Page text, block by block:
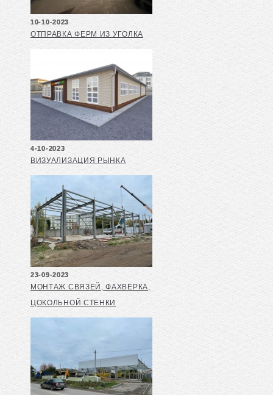
10-10-2023
ОТПРАВКА ФЕРМ ИЗ УГОЛКА
4-10-2023
ВИЗУАЛИЗАЦИЯ РЫНКА
23-09-2023
МОНТАЖ СВЯЗЕЙ, ФАХВЕРКА,
ЦОКОЛЬНОЙ СТЕНКИ